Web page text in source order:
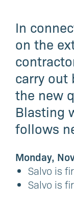
In
on the
carry out
the new
Blasting
follows
Monday,
Salvo is
Salvo is